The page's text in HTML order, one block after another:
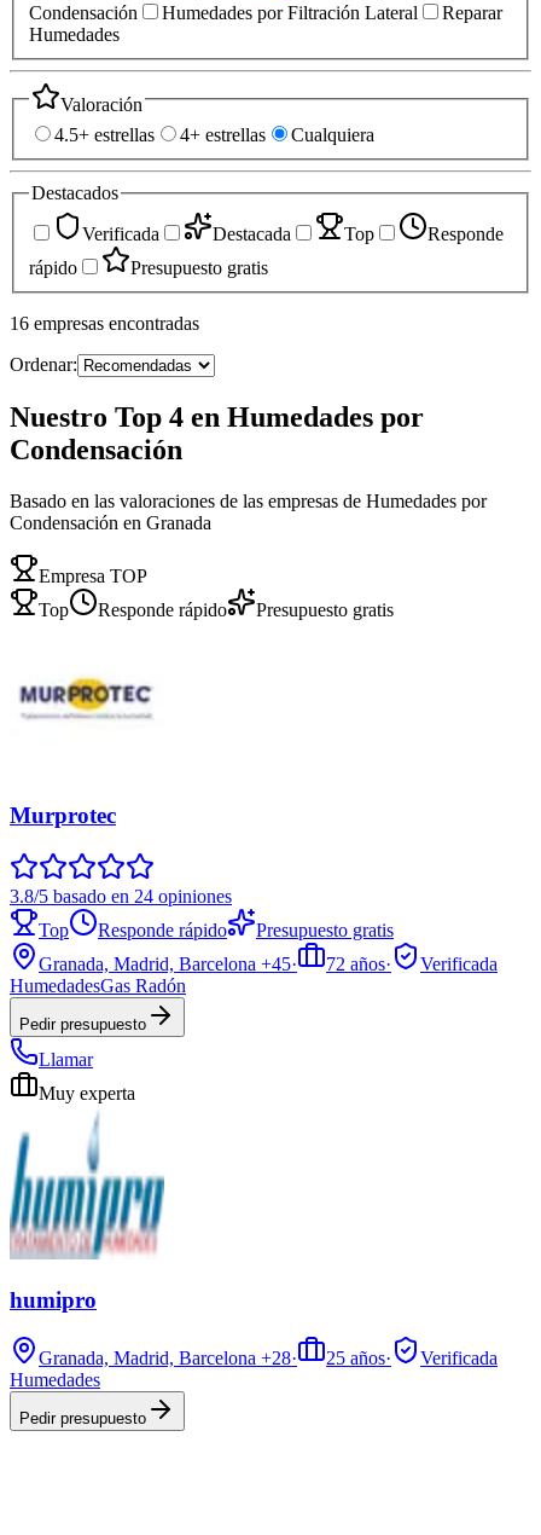
Condensación
Humedades por Filtración Lateral
Reparar
Humedades
Valoración
4.5+ estrellas
4+ estrellas Cualquiera
Destacados
Verificada
Destacada Top
Responde
rápido
Presupuesto gratis
16 empresas encontradas
Ordenar:
Nuestro Top 4 en Humedades por
Condensación
Basado en las valoraciones de las empresas de Humedades por
Condensación en Granada
Empresa TOP
Top
Responde rápido Presupuesto gratis
Murprotec
3.8/5 basado en 24 opiniones
Top
Responde rápido
Presupuesto gratis
Granada, Madrid, Barcelona +45· 72 años·
Verificada
HumedadesGas Radón
Pedir presupuesto
Llamar
Muy experta
humipro
Granada, Madrid, Barcelona +28· 25 años·
Verificada
Humedades
Pedir presupuesto